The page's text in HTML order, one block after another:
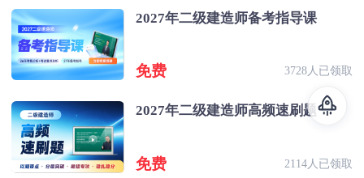
2027年二级建造师备考指导课
免费 3728人已领取
2027年二级建造师高频速刷题
免费 2114人已领取